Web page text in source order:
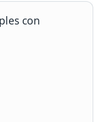
con